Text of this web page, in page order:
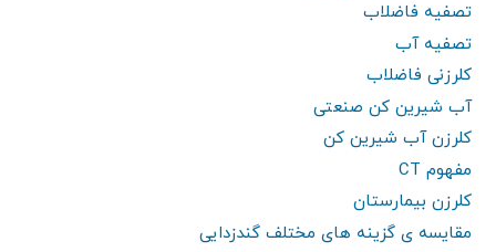
تصفیه فاضلاب
تصفیه آب
کلرزنی فاضلاب
آب شیرین کن صنعتی
کلرزن آب شیرین کن
مفهوم CT
کلرزن بیمارستان
مقایسه ی گزینه های مختلف گندزدایی